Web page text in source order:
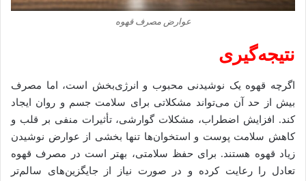
عوارض مصرف قهوه
نتیجه‌گیری
اگرچه قهوه یک نوشیدنی محبوب و انرژی‌بخش است، اما مصرف
بیش از حد آن می‌تواند مشکلاتی برای سلامت جسم و روان ایجاد
کند. افزایش اضطراب، مشکلات گوارشی، تأثیرات منفی بر قلب و
کاهش سلامت پوست و استخوان‌ها تنها بخشی از عوارض نوشیدن
زیاد قهوه هستند. برای حفظ سلامتی، بهتر است در مصرف قهوه
تعادل را رعایت کرده و در صورت نیاز از جایگزین‌های سالم‌تر